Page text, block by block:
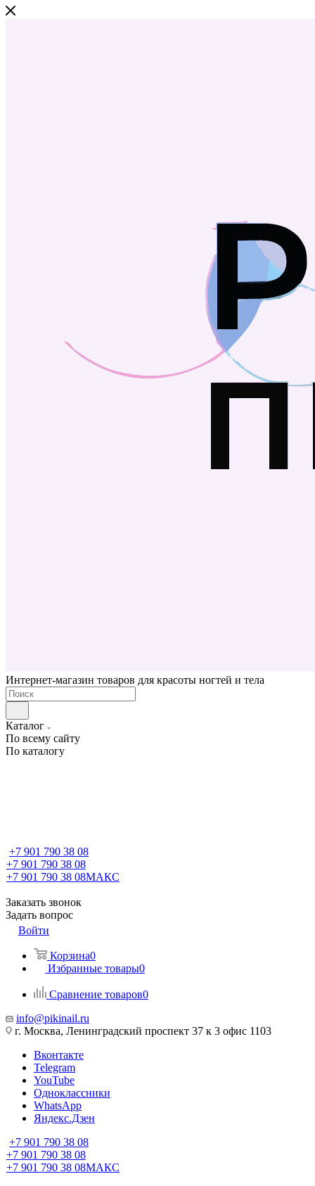
Интернет-магазин товаров для красоты ногтей и тела
Каталог
По всему сайту
По каталогу
+7 901 790 38 08
+7 901 790 38 08
+7 901 790 38 08МАКС
Заказать звонок
Задать вопрос
Войти
Корзина0
Избранные товары0
Сравнение товаров0
info@pikinail.ru
г. Москва, Ленинградский проспект 37 к 3 офис 1103
Вконтакте
Telegram
YouTube
Одноклассники
WhatsApp
Яндекс.Дзен
+7 901 790 38 08
+7 901 790 38 08
+7 901 790 38 08МАКС